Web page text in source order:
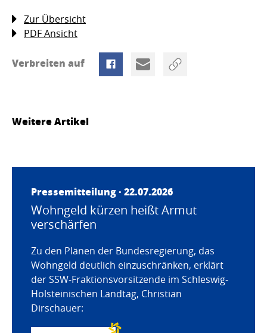
Zur Übersicht
PDF Ansicht
Verbreiten auf
Weitere Artikel
Pressemitteilung · 22.07.2026
Wohngeld kürzen heißt Armut
verschärfen
Zu den Plänen der Bundesregierung, das
Wohngeld deutlich einzuschränken, erklärt
der SSW-Fraktionsvorsitzende im Schleswig-
Holsteinischen Landtag, Christian
Dirschauer: